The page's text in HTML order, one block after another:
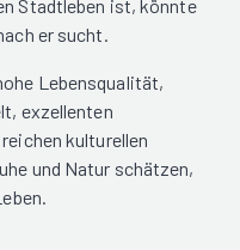
Stadtleben ist, könnte
er sucht.
Lebensqualität,
exzellenten
kulturellen
und Natur schätzen,